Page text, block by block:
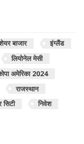
बाजार
इंग्लैंड
लियोनेल मेसी
अमेरिका 2024
राजस्थान
निवेश